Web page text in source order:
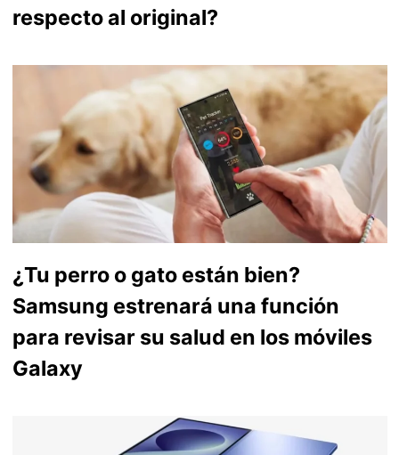
respecto al original?
¿Tu perro o gato están bien?
Samsung estrenará una función
para revisar su salud en los móviles
Galaxy